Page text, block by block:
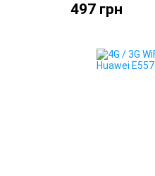
497 грн